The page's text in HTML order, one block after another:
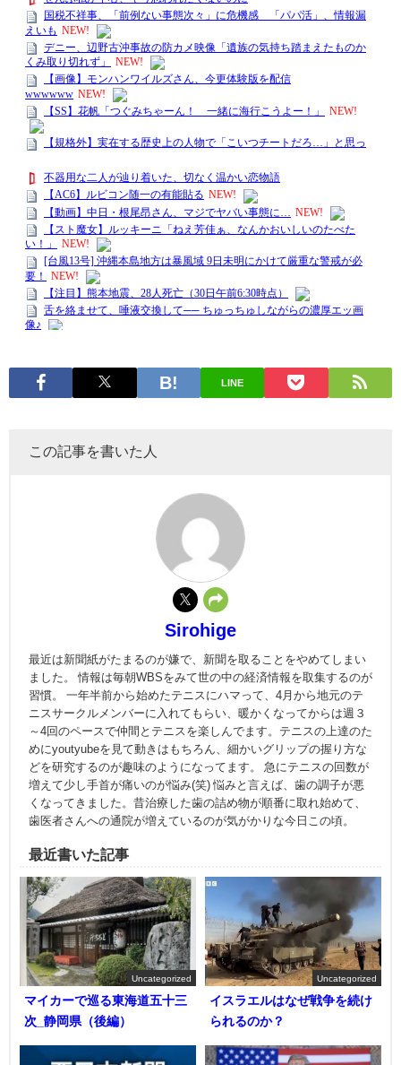
LINE
この記事を書いた人
Sirohige
最近は新聞紙がたまるのが嫌で、新聞を取ることをやめてしまい
ました。 情報は毎朝WBSをみて世の中の経済情報を取集するのが
習慣。 一年半前から始めたテニスにハマって、4月から地元のテ
ニスサークルメンバーに入れてもらい、暖かくなってからは週３
～4回のペースで仲間とテニスを楽しんでます。テニスの上達のた
めにyoutyubeを見て動きはもちろん、細かいグリップの握り方な
どを研究するのが趣味のようになってます。 急にテニスの回数が
増えて少し手首が痛いのが悩み(笑) 悩みと言えば、歯の調子が悪
くなってきました。昔治療した歯の詰め物が順番に取れ始めて、
歯医者さんへの通院が増えているのが気がかりな今日この頃。
最近書いた記事
Uncategorized
マイカーで巡る東海道五十三
次_静岡県（後編）
Uncategorized
イスラエルはなぜ戦争を続け
られるのか？